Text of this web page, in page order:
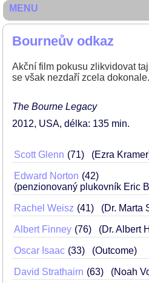
Bourneův odkaz
Akční film pokusu zlikvidovat
se však nezdaří zcela dokonale.
The Bourne Legacy
2012 USA délka: 135 min
Scott Glenn 71 (Ezra
Edward Norton
42
(penzionovaný plukovník Eric
Rachel Weisz 41 (Dr. Marta
Albert Finney 76 (Dr. Albert
Oscar Isaac 33 (Outcome)
David Strathairn 63 (Noah
MENU